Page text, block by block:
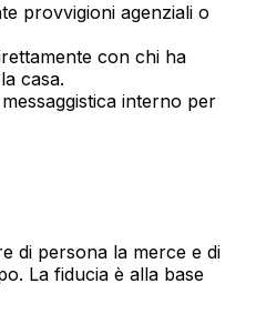
provvigioni agenziali o
con chi ha
casa.
interno per
di persona la merce e di
La fiducia è alla base